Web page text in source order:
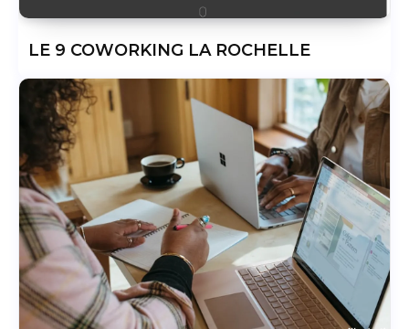
LE 9 COWORKING LA ROCHELLE